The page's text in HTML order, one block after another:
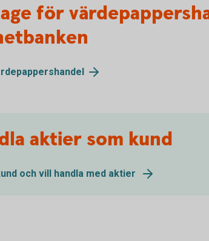
för
aktier som kund
och vill handla med aktier